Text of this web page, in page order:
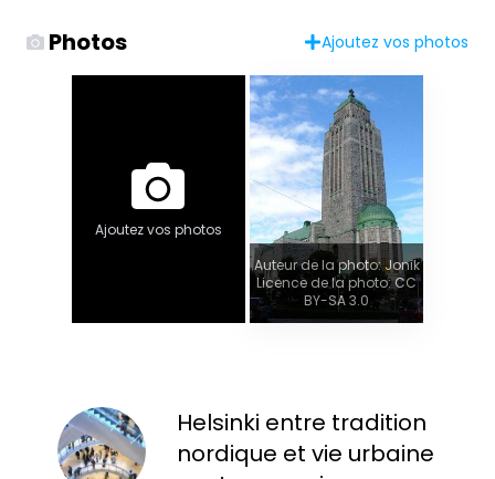
Photos Ajoutez vos photos
Ajoutez vos photos
Auteur de la photo: Jonik
Licence de la photo: CC
BY-SA 3.0
Helsinki entre tradition
nordique et vie urbaine